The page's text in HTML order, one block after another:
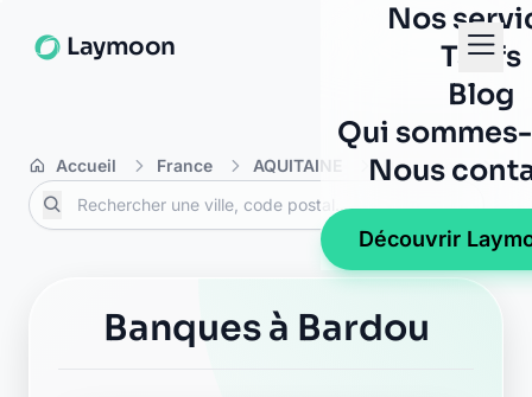
Laymoon
Nos
Tarifs
Blog
Qui
Nous
Découvrir
Accueil France AQUITAINE Dordogne
Banques à Bardou